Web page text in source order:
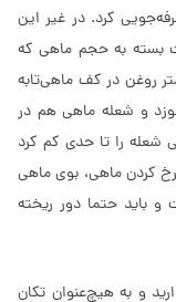
کرد. در غیر این
بسته به حجم ماهی که
بین 2 میلی‌متر تا 1 سانتی‌متر روغن در کف ماهی‌تابه
و شعله ماهی هم در
شعله را تا حدی کم کرد
کردن ماهی، بوی ماهی
و باید حتما دور ریخته
و به هیچ‌عنوان تکان